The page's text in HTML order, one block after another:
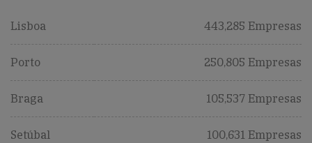
Lisboa 443,285 Empresas
Porto 250,805 Empresas
Braga 105,537 Empresas
Setúbal 100,631 Empresas